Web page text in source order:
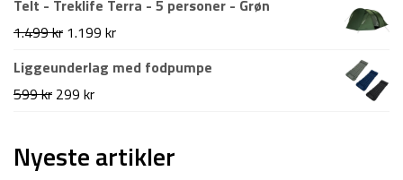
999 kr.
pris
549 kr.
Telt - Treklife Terra - 5 personer - Grøn
1.499kr Den
oprindelige
pris
1.199 krDen
aktuelle
Liggeunderlag med fodpumpe
599kr Den
pris
299 krDen
Nyeste artikler